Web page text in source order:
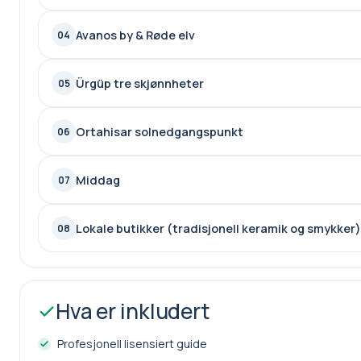
På slutten av turen vil vårt kjøretøy slippe deg av på
04 Avanos by & Røde elv
05 Ürgüp tre skjønnheter
06 Ortahisar solnedgangspunkt
07 Middag
08 Lokale butikker (tradisjonell keramik og smykker)
Hva er inkludert
Profesjonell lisensiert guide